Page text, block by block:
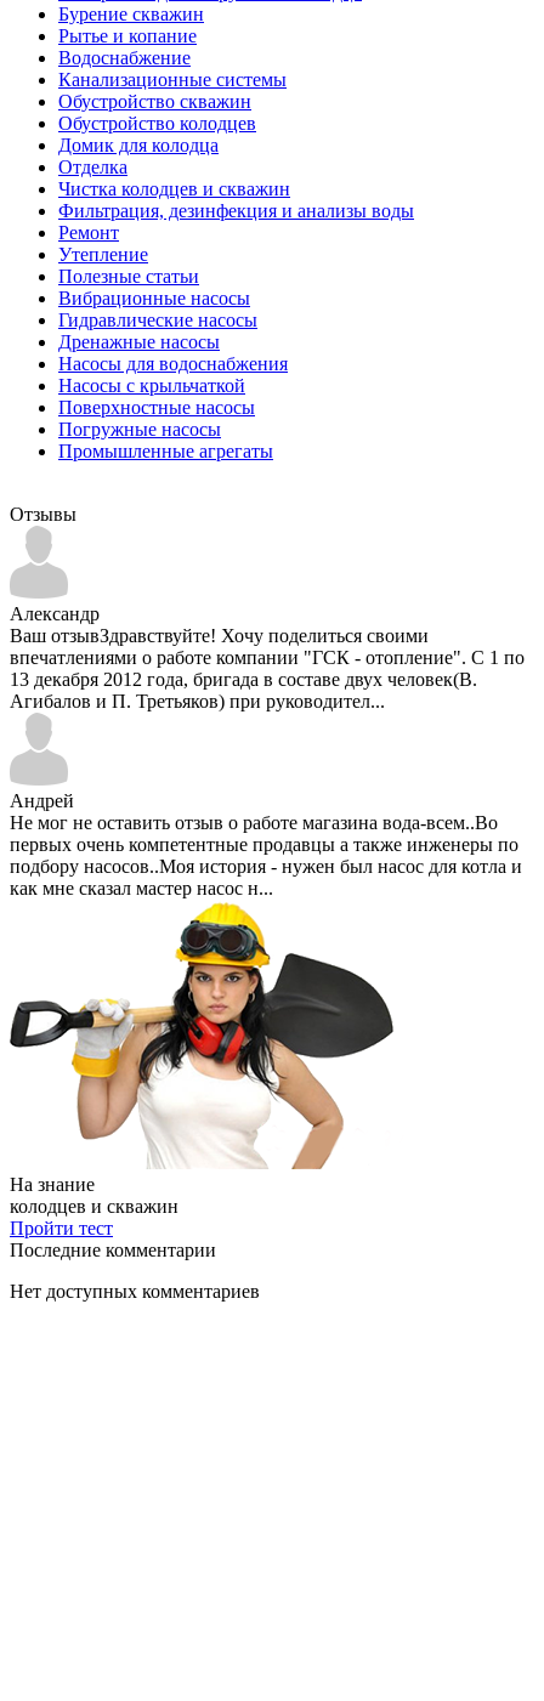
Бурение скважин
Рытье и копание
Водоснабжение
Канализационные системы
Обустройство скважин
Обустройство колодцев
Домик для колодца
Отделка
Чистка колодцев и скважин
Фильтрация, дезинфекция и анализы воды
Ремонт
Утепление
Полезные статьи
Вибрационные насосы
Гидравлические насосы
Дренажные насосы
Насосы для водоснабжения
Насосы с крыльчаткой
Поверхностные насосы
Погружные насосы
Промышленные агрегаты
Отзывы
Александр
Ваш отзывЗдравствуйте! Хочу поделиться своими
впечатлениями о работе компании "ГСК - отопление". С 1 по
13 декабря 2012 года, бригада в составе двух человек(В.
Агибалов и П. Третьяков) при руководител...
Андрей
Не мог не оставить отзыв о работе магазина вода-всем..Во
первых очень компетентные продавцы а также инженеры по
подбору насосов..Моя история - нужен был насос для котла и
как мне сказал мастер насос н...
На знание
колодцев и скважин
Пройти тест
Последние комментарии
Нет доступных комментариев